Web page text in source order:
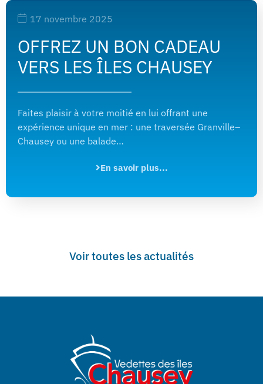
17 novembre 2025
OFFREZ UN BON CADEAU
VERS LES ÎLES CHAUSEY
Faites plaisir à votre moitié en lui offrant une
expérience unique en mer : une traversée Granville–
Chausey ou une balade…
En savoir plus...
Voir toutes les actualités